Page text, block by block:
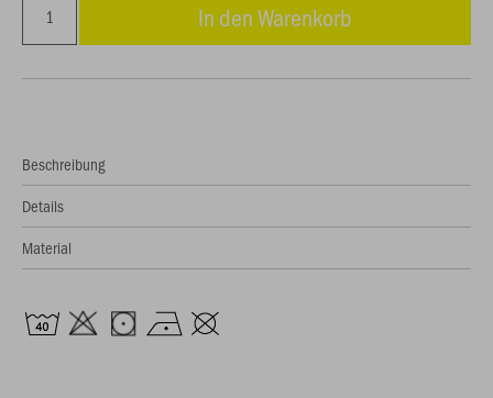
In den Warenkorb
Beschreibung
Details
Material